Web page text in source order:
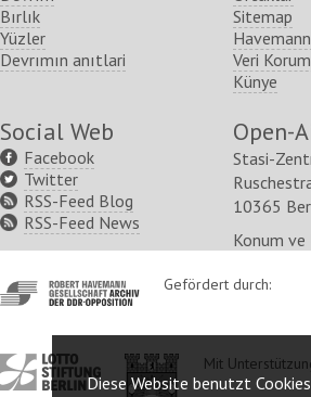
Diese Website benutzt
Bırlık
Yüzler
Devrımın anıtlari
Sitemap
Veri
Künye
Social Web
Facebook
Twitter
RSS-Feed Blog
RSS-Feed News
Open-
Stasi-
10365
Konum ve
http://www.havemann-
gesellschaft.de/
Gefördert durch:
http://www.lotto-
stiftung-
http://www.berlin.de/ba-
lichtenberg/
Mit